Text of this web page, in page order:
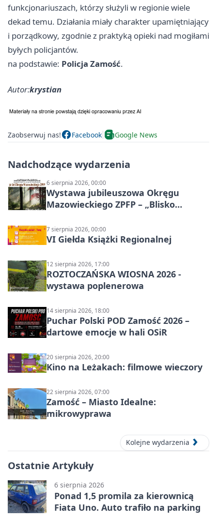
funkcjonariuszach, którzy służyli w regionie wiele
dekad temu. Działania miały charakter upamiętniający
i porządkowy, zgodnie z praktyką opieki nad mogiłami
byłych policjantów.
na podstawie: Policja Zamość.
Autor:krystian
Zaobserwuj nas! Facebook Google News
Nadchodzące wydarzenia
6 sierpnia 2026, 00:00
Wystawa jubileuszowa Okręgu
Mazowieckiego ZPFP – „Blisko
7 sierpnia 2026, 00:00
VI Giełda Książki Regionalnej
12 sierpnia 2026, 17:00
ROZTOCZAŃSKA WIOSNA 2026 -
wystawa poplenerowa
14 sierpnia 2026, 18:00
Puchar Polski POD Zamość 2026 –
dartowe emocje w hali OSiR
20 sierpnia 2026, 20:00
Kino na Leżakach: filmowe wieczory
22 sierpnia 2026, 07:00
Zamość – Miasto Idealne:
mikrowyprawa
Kolejne wydarzenia
Ostatnie Artykuły
6 sierpnia 2026
Ponad 1,5 promila za kierownicą
Fiata Uno. Auto trafiło na parking